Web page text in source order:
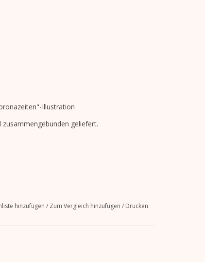
Illustration
geliefert.
hinzufügen / Zum Vergleich hinzufügen / Drucken